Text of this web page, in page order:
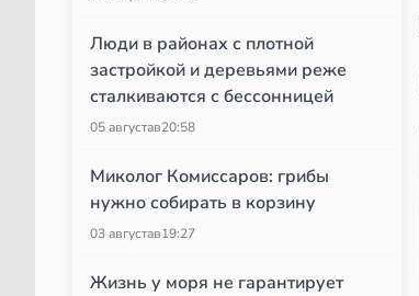
Люди в районах с плотной
застройкой и деревьями реже
сталкиваются с бессонницей
05 августав20:58
Миколог Комиссаров: грибы
нужно собирать в корзину
03 августав19:27
Жизнь у моря не гарантирует